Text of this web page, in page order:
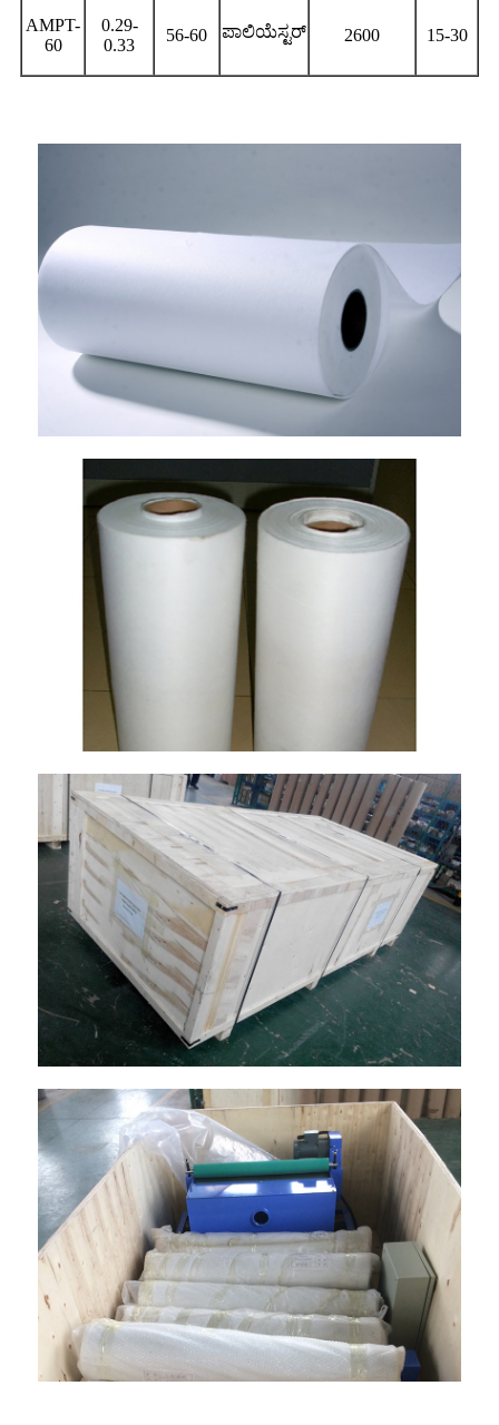
AMPT-
60
0.29-
0.33
56-60 ಪಾಲಿಯೆಸ್ಟರ್ 2600 15-30